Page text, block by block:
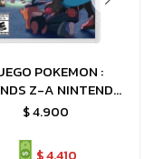
POKEMON :
Z-A NINTENDO
LEYENDAS Z-A
$4.900